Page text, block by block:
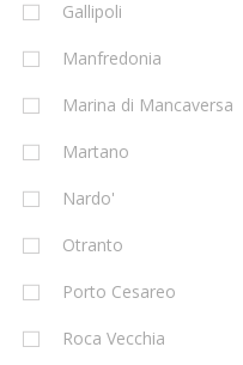
Gallipoli
Manfredonia
Marina di Mancaversa
Martano
Nardo'
Otranto
Porto Cesareo
Roca Vecchia